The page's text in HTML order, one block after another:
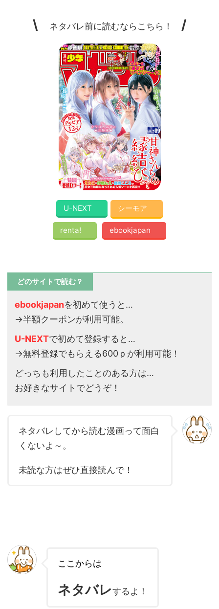
\ ネタバレ前に読むならこちら！ /
U-NEXT シーモア
renta! ebookjapan
どのサイトで読む？
ebookjapanを初めて使うと…
→半額クーポンが利用可能。
U-NEXTで初めて登録すると…
→無料登録でもらえる600ｐが利用可能！
どっちも利用したことのある方は…
お好きなサイトでどうぞ！
ネタバレしてから読む漫画って面白
くないよ～。
未読な方はぜひ直接読んで！
ここからは
ネタバレするよ！